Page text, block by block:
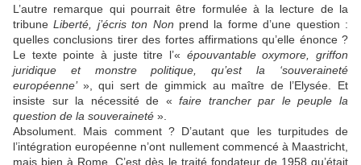
L’autre remarque qui pourrait être formulée à la lecture de la
tribuneLiberté, j’écris ton Non prend la forme d’une question :
quelles conclusions tirer des fortes affirmations qu’elle énonce ?
Le texte pointe à juste titre l’« épouvantable oxymore, griffon
juridique et monstre politique, qu’est la ‘souveraineté
européenne’ », qui sert de gimmick au maître de l’Elysée. Et
insiste sur la nécessité de «faire trancher par le peuple la
question de la souveraineté ».
Absolument. Mais comment ? D’autant que les turpitudes de
l’intégration européenne n’ont nullement commencé à Maastricht,
mais bien à Rome. C’est dès le traité fondateur de 1958 qu’était